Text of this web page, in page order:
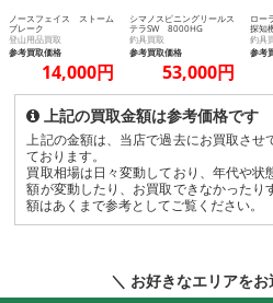
ノースフェイス ストーム
ブレーク
登山用品買取
参考買取価格
14,000円
シマノスピニングリールス
テラSW 8000HG
釣具買取
参考買取価格
53,000円
ロー
探知
釣具
参考
上記の買取金額は参考価格です
上記の金額は、当店で過去にお買取させ
ております。
買取相場は日々変動しており、年代や
額が変動したり、お買取できなかった
額はあくまで参考としてご覧ください。
＼ お好きなエリアを